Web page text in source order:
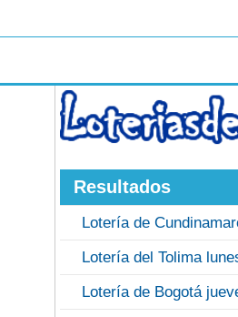
Resultados
Lotería de
Lotería del Tolima
Lotería de Bogotá